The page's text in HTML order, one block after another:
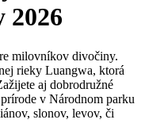
2026
milovníkov divočiny.
rieky Luangwa, ktorá
aj dobrodružné
v Národnom parku
slonov, levov, či